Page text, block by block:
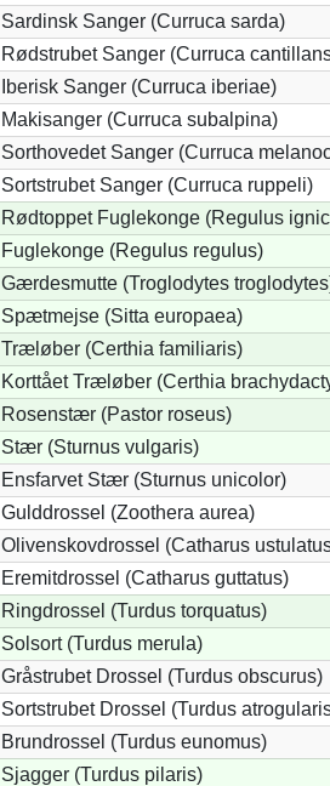
Sardinsk Sanger (Curruca sarda)
Rødstrubet Sanger (Curruca
Iberisk Sanger (Curruca iberiae)
Makisanger (Curruca subalpina)
Sorthovedet Sanger (Curruca
Sortstrubet Sanger (Curruca ruppeli)
Rødtoppet Fuglekonge (Regulus
Fuglekonge (Regulus regulus)
Gærdesmutte (Troglodytes
Spætmejse (Sitta europaea)
Træløber (Certhia familiaris)
Korttået Træløber (Certhia
Rosenstær (Pastor roseus)
Stær (Sturnus vulgaris)
Ensfarvet Stær (Sturnus unicolor)
Gulddrossel (Zoothera aurea)
Olivenskovdrossel (Catharus
Eremitdrossel (Catharus guttatus)
Ringdrossel (Turdus torquatus)
Solsort (Turdus merula)
Gråstrubet Drossel (Turdus obscurus)
Sortstrubet Drossel (Turdus
Brundrossel (Turdus eunomus)
Sjagger (Turdus pilaris)